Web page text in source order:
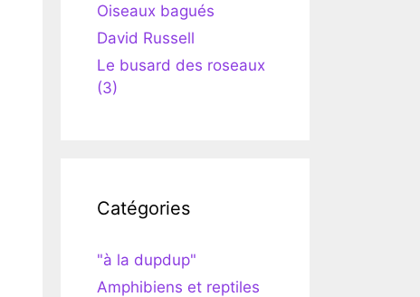
Oiseaux bagués
David Russell
Le busard des roseaux
(3)
Catégories
"à la dupdup"
Amphibiens et reptiles